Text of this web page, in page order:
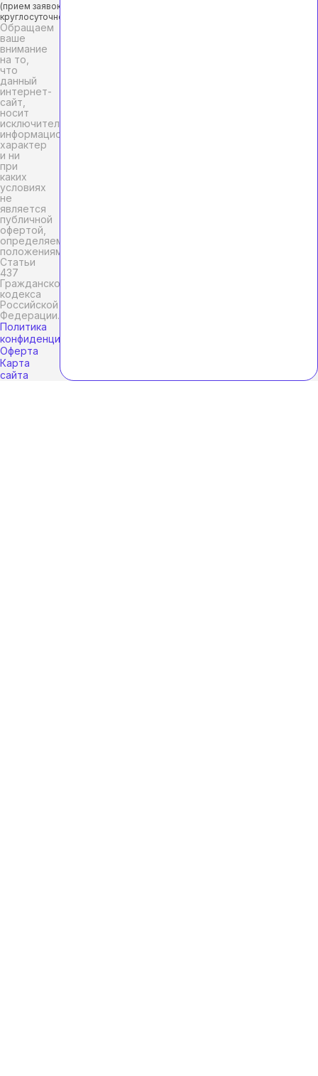
(прием заявок
круглосуточно)
Обращаем
ваше
внимание
на то,
что
данный
интернет-
сайт,
носит
исключительно
информационный
характер
и ни
при
каких
условиях
не
является
публичной
офертой,
определяемой
положениями
Статьи
437
Гражданского
кодекса
Российской
Федерации.
Политика
конфиденциальности
Оферта
Карта
сайта